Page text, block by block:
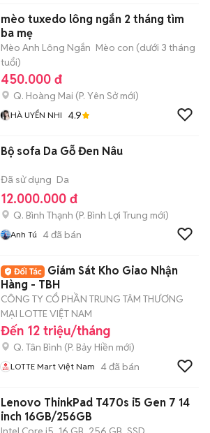
mèo tuxedo lông ngắn 2 tháng tìm
ba mẹ
Mèo Anh Lông Ngắn Mèo con (dưới 3 tháng
tuổi)
450.000 đ
Q. Hoàng Mai (P. Yên Sởmới)
HÀ UYỂN NHI 4.9
Bộ sofa Da Gỗ Đen Nâu
Đã sử dụng Da
12.000.000 đ
Q. Bình Thạnh (P. Bình Lợi Trung mới)
Anh Tú 4đã bán
Giám Sát Kho Giao Nhận
Hàng - TBH
CÔNG TY CỔ PHẦN TRUNG TÂM THƯƠNG
MẠI LOTTE VIỆT NAM
Đến 12 triệu/tháng
Q. Tân Bình (P. Bảy Hiền mới)
LOTTE Mart Việt Nam 4đã bán
Lenovo ThinkPad T470s i5 Gen 7 14
inch 16GB/256GB